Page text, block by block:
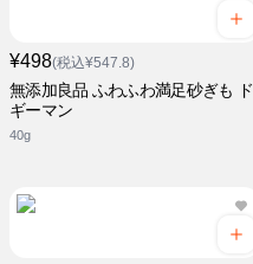
¥498(税込¥547.8)
無添加良品 ふわふわ満足砂ぎも ド
ギーマン
40g